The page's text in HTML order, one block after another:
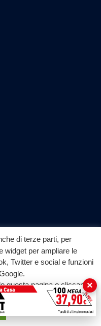
di terze parti, per
widget per ampliare le
Twitter e social e funzioni
questa pagina o cliccando
all'uso dei cookie.
×